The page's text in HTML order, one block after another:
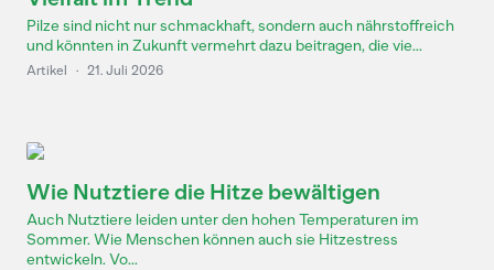
Pilze sind nicht nur schmackhaft, sondern auch nährstoffreich
und könnten in Zukunft vermehrt dazu beitragen, die vie...
Artikel · 21. Juli 2026
Wie Nutztiere die Hitze bewältigen
Auch Nutztiere leiden unter den hohen Temperaturen im
Sommer. Wie Menschen können auch sie Hitzestress
entwickeln. Vo...